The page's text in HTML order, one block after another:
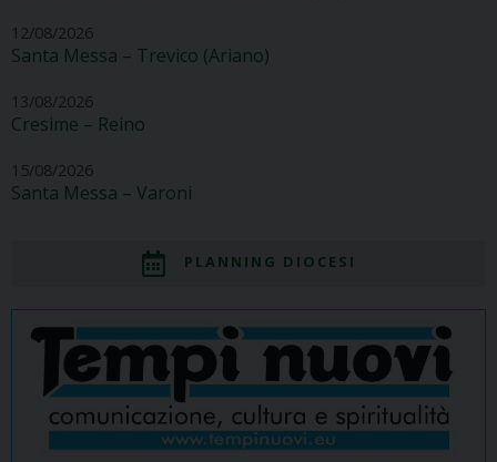
12/08/2026
Santa Messa – Trevico (Ariano)
13/08/2026
Cresime – Reino
15/08/2026
Santa Messa – Varoni
PLANNING DIOCESI